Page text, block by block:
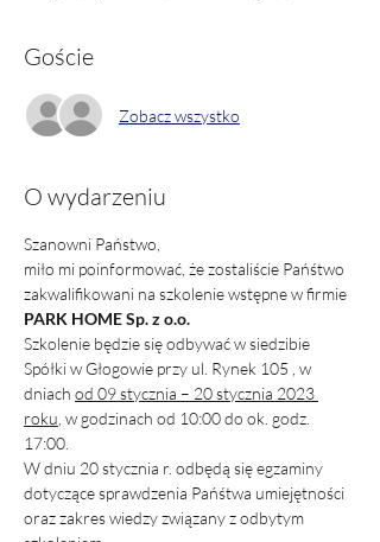
Goście
Zobacz wszystko
O wydarzeniu
Szanowni Państwo,
miło mi poinformować, że zostaliście Pańśtwo
zakwalifikowani na szkolenie wstępne w firmie
PARK HOME Sp. z o.o.
Szkolenie będzie się odbywać w siedzibie
Spółki w Głogowie przy ul. Rynek 105 , w
dniach od 09 stycznia – 20 stycznia 2023
roku , w godzinach od 10:00 do ok. godz.
17:00.
W dniu 20 stycznia r. odbędą się egzaminy
dotyczące sprawdzenia Pańśtwa umiejętności
oraz zakres wiedzy związany z odbytym